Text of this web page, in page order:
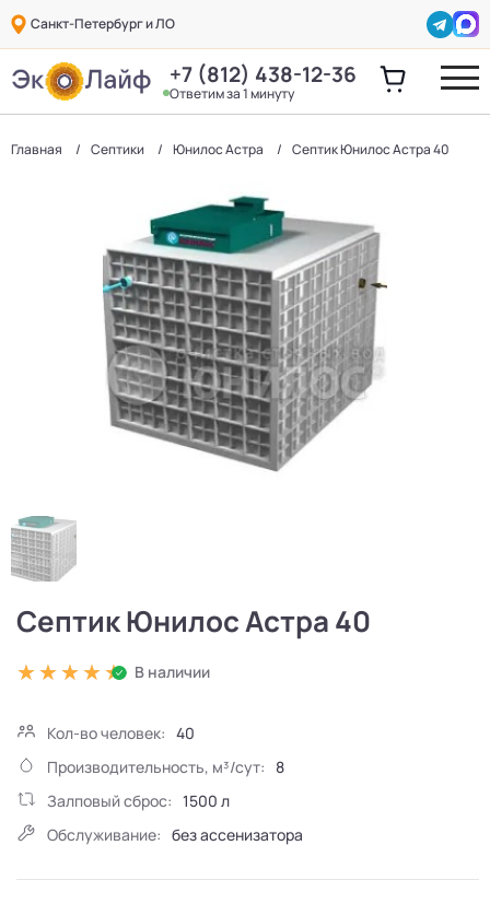
Санкт-Петербург и ЛО
+7 (812) 438-12-36
Ответим за 1 минуту
Главная Септики Юнилос Астра Септик Юнилос Астра 40
Септик Юнилос Астра 40
В наличии
Кол-во человек: 40
Производительность, м³/сут:
8
Залповый сброс: 1500 л
Обслуживание: без ассенизатора